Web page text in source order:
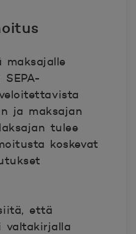
ja maksajan
tulee
koskevat
että
valtakirjalla